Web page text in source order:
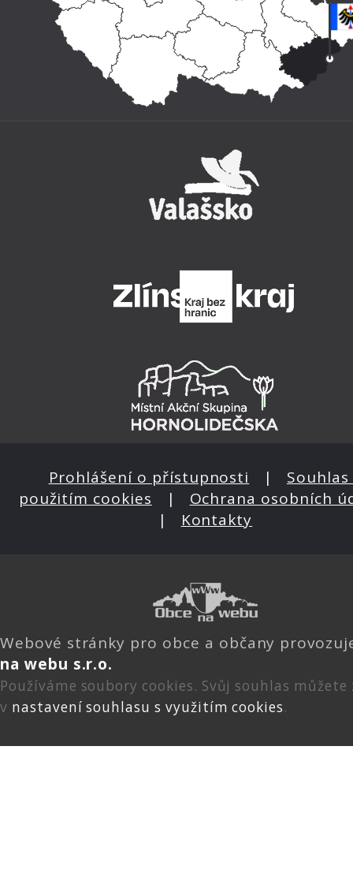
Prohlášení o přístupnosti | Souhlas
použitím cookies | Ochrana osobních
| Kontakty
Webové stránky pro obce a občany
na webu s.r.o.
Používáme soubory cookies. Svůj souhlas
v nastavení souhlasu s využitím cookies.